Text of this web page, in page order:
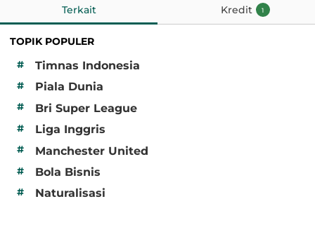
Terkait Kredit 1
TOPIK POPULER
#
Timnas Indonesia
# Piala Dunia
# Bri Super League
# Liga Inggris
# Manchester United
# Bola Bisnis
# Naturalisasi